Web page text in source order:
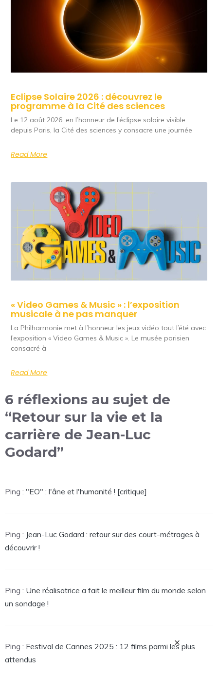
Eclipse Solaire 2026 : découvrez le
programme à la Cité des sciences
Le 12 août 2026, en l’honneur de l’éclipse solaire visible
depuis Paris, la Cité des sciences y consacre une journée
Read More
« Video Games & Music » : l’exposition
musicale à ne pas manquer
La Philharmonie met à l’honneur les jeux vidéo tout l’été avec
l’exposition « Video Games & Music ». Le musée parisien
consacré à
Read More
6 réflexions au sujet de
“Retour sur la vie et la
carrière de Jean-Luc
Godard”
Ping : "EO" : l'âne et l'humanité ! [critique]
Ping : Jean-Luc Godard : retour sur des court-métrages à
découvrir !
Ping : Une réalisatrice a fait le meilleur film du monde selon
un sondage !
Ping : Festival de Cannes 2025 : 12 films parmi les plus
attendus
×